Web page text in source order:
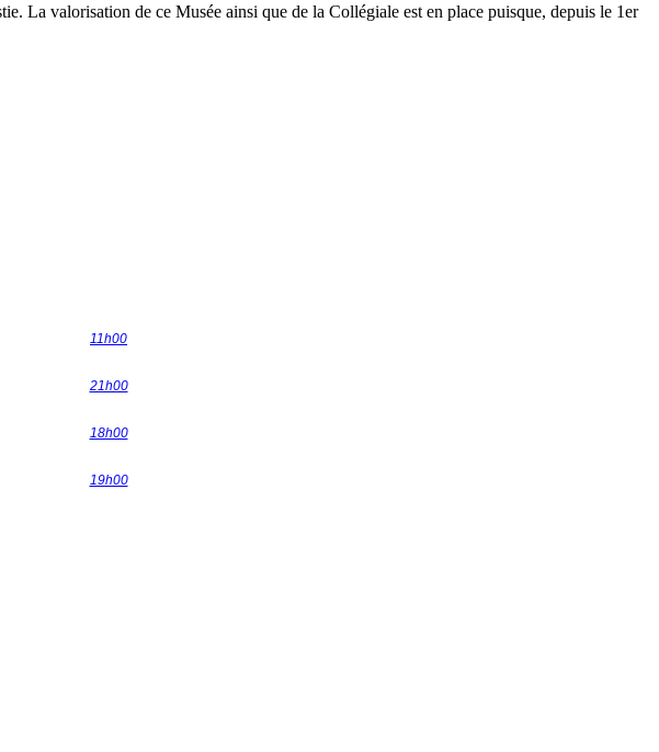
La valorisation de ce Musée ainsi que de la Collégiale est en place puisque, depuis le 1er
11h00
21h00
18h00
19h00